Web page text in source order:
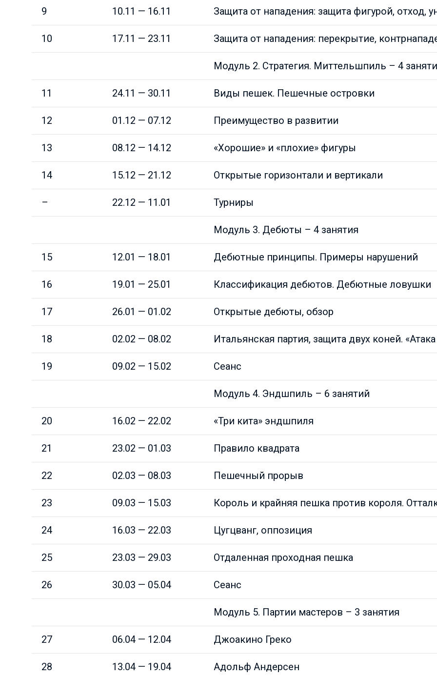
9 10.11 — 16.11 Защита от нападения: защита фигурой, отход,
10 17.11 — 23.11 Защита от нападения: перекрытие,
Модуль 2. Стратегия. Миттельшпиль – 4
11 24.11 — 30.11 Виды пешек. Пешечные островки
12 01.12 — 07.12 Преимущество в развитии
13 08.12 — 14.12 «Хорошие» и «плохие» фигуры
14 15.12 — 21.12 Открытые горизонтали и вертикали
– 22.12 — 11.01 Турниры
Модуль 3. Дебюты – 4 занятия
15 12.01 — 18.01 Дебютные принципы. Примеры нарушений
16 19.01 — 25.01 Классификация дебютов. Дебютные ловушки
17 26.01 — 01.02 Открытые дебюты, обзор
18 02.02 — 08.02 Итальянская партия, защита двух коней.
19 09.02 — 15.02 Сеанс
Модуль 4. Эндшпиль – 6 занятий
20 16.02 — 22.02 «Три кита» эндшпиля
21 23.02 — 01.03 Правило квадрата
22 02.03 — 08.03 Пешечный прорыв
23 09.03 — 15.03 Король и крайняя пешка против короля.
24 16.03 — 22.03 Цугцванг, оппозиция
25 23.03 — 29.03 Отдаленная проходная пешка
26 30.03 — 05.04 Сеанс
Модуль 5. Партии мастеров – 3 занятия
27 06.04 — 12.04 Джоакино Греко
28 13.04 — 19.04 Адольф Андерсен